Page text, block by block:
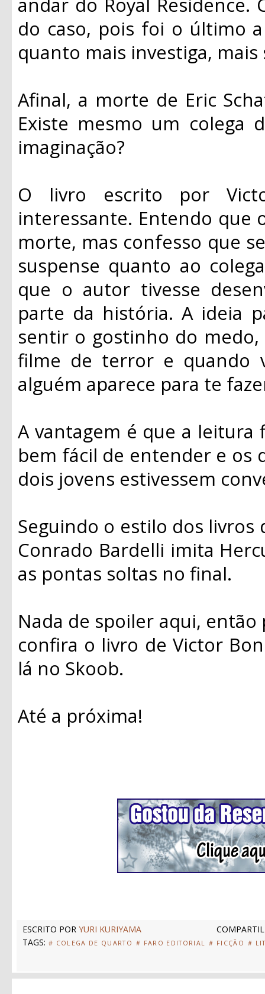
do caso, pois foi o último
quanto mais investiga,
Afinal, a morte de Eric
Existe mesmo um
imaginação?
O livro escrito por
interessante. Entendo que
morte, mas confesso que
suspense quanto ao
que o autor tivesse
parte da história. A ideia
sentir o gostinho do
filme de terror e quando
alguém aparece para te
A vantagem é que a
bem fácil de entender e os
dois jovens estivessem
Seguindo o estilo dos
Conrado Bardelli imita
as pontas soltas no final.
Nada de spoiler aqui,
confira o livro de Victor
lá no Skoob.
Até a próxima!
ESCRITO POR YURI KURIYAMA
TAGS: # COLEGA DE QUARTO # FARO EDITORIAL # FICÇÃO #